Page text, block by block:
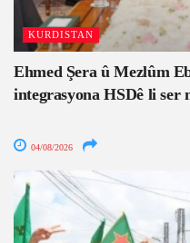
KURDISTAN
Ehmed Şera û Mezlûm
integrasyona HSDê li ser
04/08/2026